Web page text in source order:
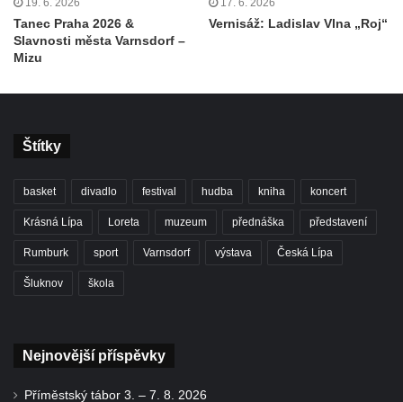
Tanec Praha 2026 &
Slavnosti města Varnsdorf –
Mizu
Vernisáž: Ladislav Vlna „Roj“
Štítky
basket divadlo festival hudba kniha koncert
Krásná Lípa Loreta muzeum přednáška představení
Rumburk sport Varnsdorf výstava Česká Lípa
Šluknov škola
Nejnovější příspěvky
Příměstský tábor 3. – 7. 8. 2026